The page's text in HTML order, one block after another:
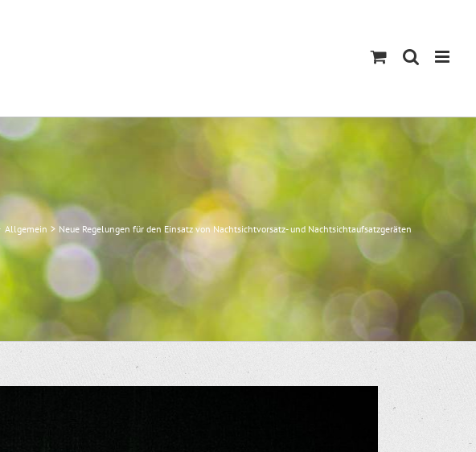
Allgemein Neue Regelungen für den Einsatz von Nachtsichtvorsatz- und Nachtsichtaufsatzgeräten